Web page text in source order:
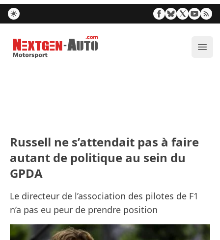
Nextgen-Auto.com
Russell ne s’attendait pas à faire
autant de politique au sein du
GPDA
Le directeur de l’association des pilotes de F1
n’a pas eu peur de prendre position